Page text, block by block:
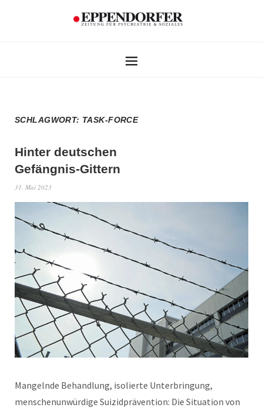
SCHLAGWORT: TASK-FORCE
Hinter deutschen
Gefängnis-Gittern
31. Mai 2023
Mangelnde Behandlung, isolierte Unterbringung,
menschenunwürdige Suizidprävention: Die Situation von